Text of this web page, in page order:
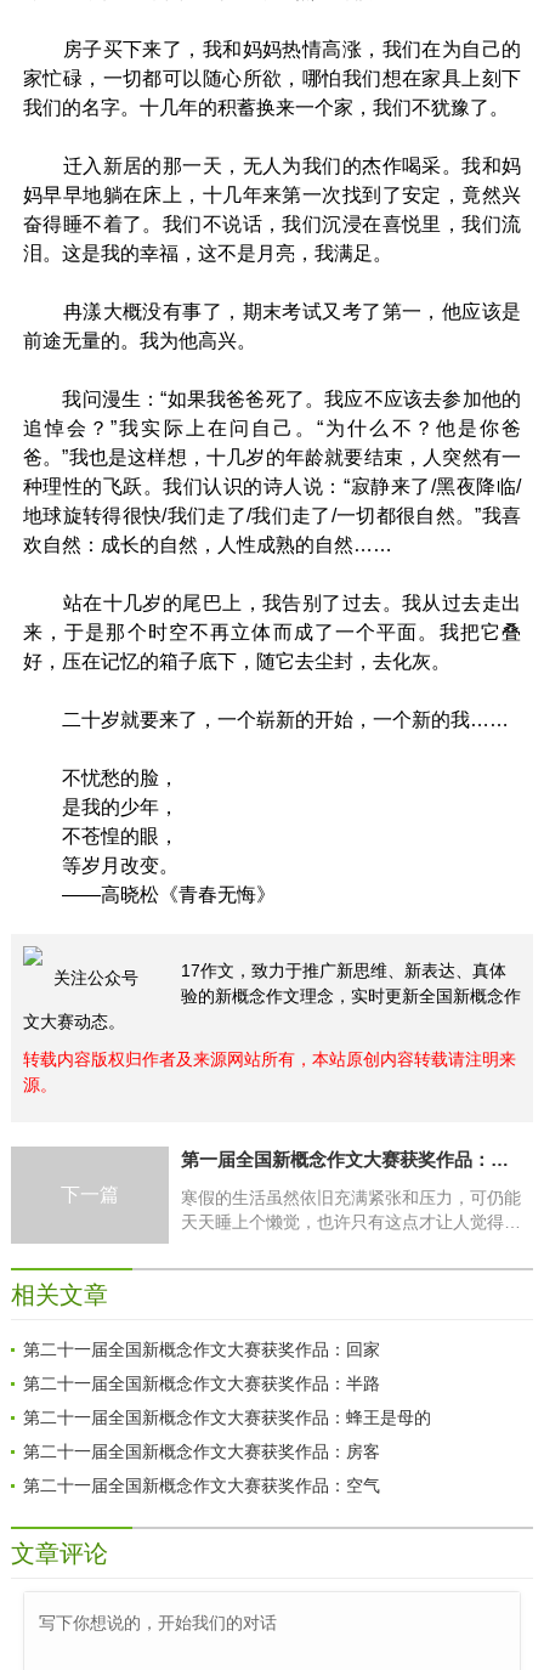
房子买下来了，我和妈妈热情高涨，我们在为自己的
家忙碌，一切都可以随心所欲，哪怕我们想在家具上刻下
我们的名字。十几年的积蓄换来一个家，我们不犹豫了。
迁入新居的那一天，无人为我们的杰作喝采。我和妈
妈早早地躺在床上，十几年来第一次找到了安定，竟然兴
奋得睡不着了。我们不说话，我们沉浸在喜悦里，我们流
泪。这是我的幸福，这不是月亮，我满足。
冉漾大概没有事了，期末考试又考了第一，他应该是
前途无量的。我为他高兴。
我问漫生：“如果我爸爸死了。我应不应该去参加他的
追悼会？”我实际上在问自己。“为什么不？他是你爸
爸。”我也是这样想，十几岁的年龄就要结束，人突然有一
种理性的飞跃。我们认识的诗人说：“寂静来了/黑夜降临/
地球旋转得很快/我们走了/我们走了/一切都很自然。”我喜
欢自然：成长的自然，人性成熟的自然……
站在十几岁的尾巴上，我告别了过去。我从过去走出
来，于是那个时空不再立体而成了一个平面。我把它叠
好，压在记忆的箱子底下，随它去尘封，去化灰。
二十岁就要来了，一个崭新的开始，一个新的我……
不忧愁的脸，
是我的少年，
不苍惶的眼，
等岁月改变。
——高晓松《青春无悔》
关注公众号
17作文，致力于推广新思维、新表达、真体
验的新概念作文理念，实时更新全国新概念作
文大赛动态。
转载内容版权归作者及来源网站所有，本站原创内容转载请注明来
源。
下一篇
第一届全国新概念作文大赛获奖作品：时间会变，只友情不变?
寒假的生活虽然依旧充满紧张和压力，可仍能
天天睡上个懒觉，也许只有这点才让人觉得这
相关文章
第二十一届全国新概念作文大赛获奖作品：回家
第二十一届全国新概念作文大赛获奖作品：半路
第二十一届全国新概念作文大赛获奖作品：蜂王是母的
第二十一届全国新概念作文大赛获奖作品：房客
第二十一届全国新概念作文大赛获奖作品：空气
文章评论